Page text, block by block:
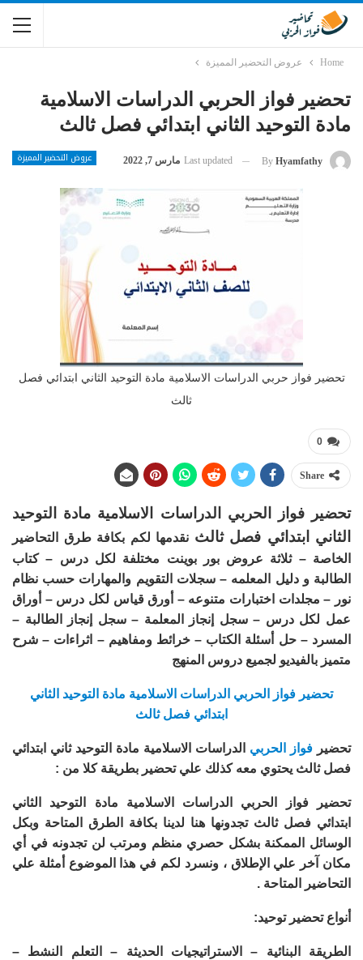
Home عروض التحضير المميزة
تحضير فواز الحربي الدراسات الاسلامية
مادة التوحيد الثاني ابتدائي فصل ثالث
عروض التحضير المميزة By Hyamfathy
Last updated مارس 7, 2022
تحضير فواز حربي الدراسات الاسلامية مادة التوحيد الثاني ابتدائي فصل
ثالث
0
Share
تحضير فواز الحربي الدراسات الاسلامية مادة التوحيد
الثاني ابتدائي فصل ثالث نقدمها لكم بكافة طرق التحاضير
الخاصة – ثلاثة عروض بور بوينت مختلفة لكل درس – كتاب
الطالبة و دليل المعلمه – سجلات التقويم والمهارات حسب نظام
نور – مجلدات اختبارات متنوعه – أورق قياس لكل درس – أوراق
عمل لكل درس – سجل إنجاز المعلمة – سجل إنجاز الطالبة –
المسرد – حل أسئلة الكتاب – خرائط ومفاهيم – اثراءات – شرح
متميز بالفيديو لجميع دروس المنهج
تحضير فواز الحربي الدراسات الاسلامية مادة التوحيد الثاني
ابتدائي فصل ثالث
تحضير فواز الحربي الدراسات الاسلامية مادة التوحيد ثاني ابتدائي
فصل ثالث يحتوي معه كذلك علي تحضير بطريقة كلا من :
تحضير فواز الحربي الدراسات الاسلامية مادة التوحيد الثاني
ابتدائي فصل ثالث تجدونها هنا لدينا بكافة الطرق المتاحة وبكل
الوسائل الممكنة بشكل حصري منظم ومرتب لن تجدونه في أي
مكان آخر علي الإطلاق ، ونسرد لكم في هذا الموضوع أمثلة علي
التحاضير المتاحة .
أنواع تحضير توحيد:
الطريقة البنائية – الاستراتيجيات الحديثة – التعلم النشط –